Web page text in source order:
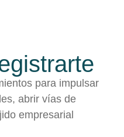
para impulsar
abrir vías de
empresarial